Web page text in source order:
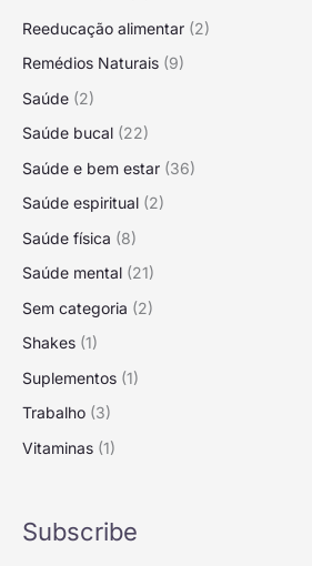
Reeducação alimentar (2)
Remédios Naturais (9)
Saúde (2)
Saúde bucal (22)
Saúde e bem estar (36)
Saúde espiritual (2)
Saúde física (8)
Saúde mental (21)
Sem categoria (2)
Shakes (1)
Suplementos (1)
Trabalho (3)
Vitaminas (1)
Subscribe